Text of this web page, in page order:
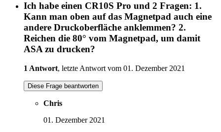
Ich habe einen CR10S Pro und 2 Fragen: 1.
Kann man oben auf das Magnetpad auch eine
andere Druckoberfläche anklemmen? 2.
Reichen die 80° vom Magnetpad, um damit
ASA zu drucken?
1 Antwort, letzte Antwort vom 01. Dezember 2021
Diese Frage beantworten
Chris
01. Dezember 2021